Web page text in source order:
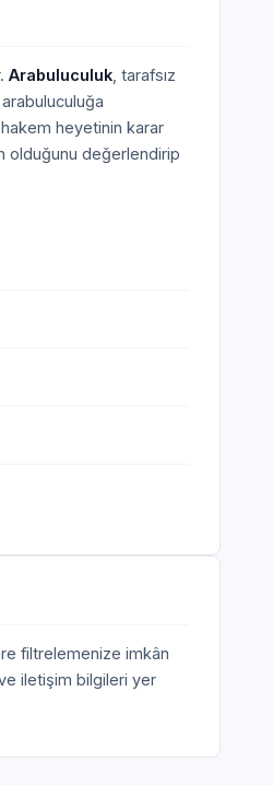
Arabuluculuk , tarafsız
heyetinin karar
olduğunu değerlendirip
filtrelemenize imkân
iletişim bilgileri yer